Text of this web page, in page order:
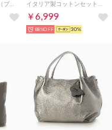
￥6,999
88%OFF 30%